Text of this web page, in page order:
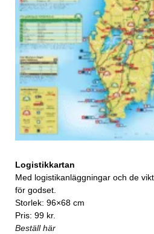
Logistikkartan
Med logistikanläggningar och de
för godset.
Storlek: 96×68 cm
Pris: 99 kr.
Beställ här